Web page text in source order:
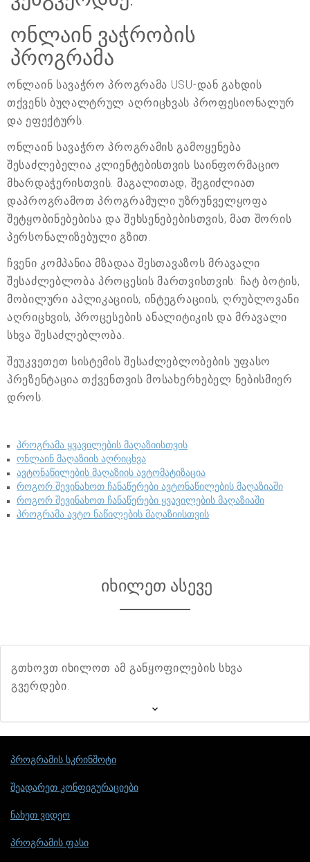
ონლაინ ვაჭრობის
პროგრამა
ონლაინ სავაჭრო პროგრამა USU-დან გახდის
თქვენს ბუღალტრულ აღრიცხვას პროფესიონალურ
და ეფექტურს.
ონლაინ სავაჭრო პროგრამის გამოყენება
შესაძლებელია კლიენტებისთვის საინფორმაციო
მხარდაჭერისთვის. მაგალითად, შეგიძლიათ
დაპროგრამოთ პროგრამული უზრუნველყოფა
შეტყობინებებისა და შეხსენებებისთვის, მათ შორის
პერსონალიზებული გზით.
ჩვენი კომპანია მზადაა შესთავაზოს მრავალი
შესაძლებლობა პროცესის მართვისთვის: ჩატ ბოტის,
მობილური აპლიკაციის, ინტეგრაციის, ღრუბლოვანი
აღრიცხვის, პროცესების ანალიტიკის და მრავალი
სხვა შესაძლებლობა.
შეუკვეთეთ სისტემის შესაძლებლობების უფასო
პრეზენტაცია თქვენთვის მოსახერხებელ ნებისმიერ
დროს.
პროგრამა ყვავილების მაღაზიისთვის
ონლაინ მაღაზიის აღრიცხვა
ავტონაწილების მაღაზიის ავტომატიზაცია
როგორ შევინახოთ ჩანაწერები ავტონაწილების მაღაზიაში
როგორ შევინახოთ ჩანაწერები ყვავილების მაღაზიაში
პროგრამა ავტო ნაწილების მაღაზიისთვის
იხილეთ ასევე
გთხოვთ იხილოთ ამ განყოფილების სხვა
გვერდები.
პროგრამის სკრინშოტი
შეადარეთ კონფიგურაციები
ნახეთ ვიდეო
პროგრამის ფასი